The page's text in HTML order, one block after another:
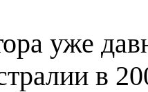
уже
в